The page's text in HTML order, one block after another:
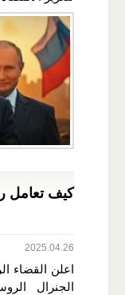
كيف تعامل
2025.04.26
اعلن القضاء
الجنرال